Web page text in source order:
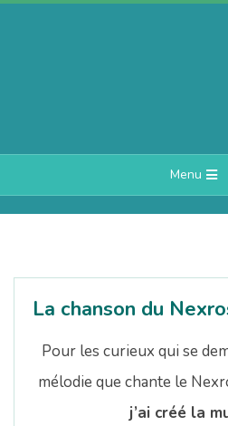
A
e
r
Navigation
Menu
La chanson du
Pour les curieux qui se
mélodie que chante le
j’ai créé la